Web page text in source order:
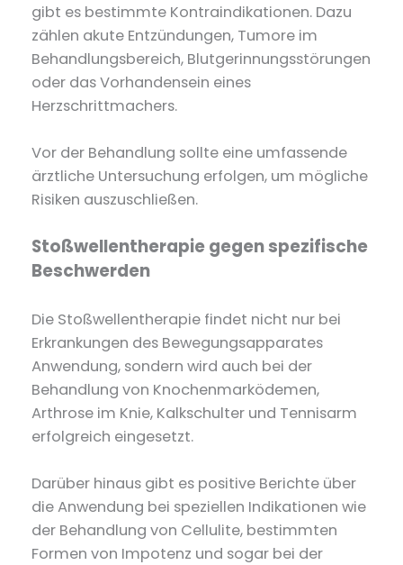
gibt es bestimmte Kontraindikationen. Dazu
zählen akute Entzündungen, Tumore im
Behandlungsbereich, Blutgerinnungsstörungen
oder das Vorhandensein eines
Herzschrittmachers.
Vor der Behandlung sollte eine umfassende
ärztliche Untersuchung erfolgen, um mögliche
Risiken auszuschließen.
Stoßwellentherapie gegen spezifische
Beschwerden
Die Stoßwellentherapie findet nicht nur bei
Erkrankungen des Bewegungsapparates
Anwendung, sondern wird auch bei der
Behandlung von Knochenmarködemen,
Arthrose im Knie, Kalkschulter und Tennisarm
erfolgreich eingesetzt.
Darüber hinaus gibt es positive Berichte über
die Anwendung bei speziellen Indikationen wie
der Behandlung von Cellulite, bestimmten
Formen von Impotenz und sogar bei der